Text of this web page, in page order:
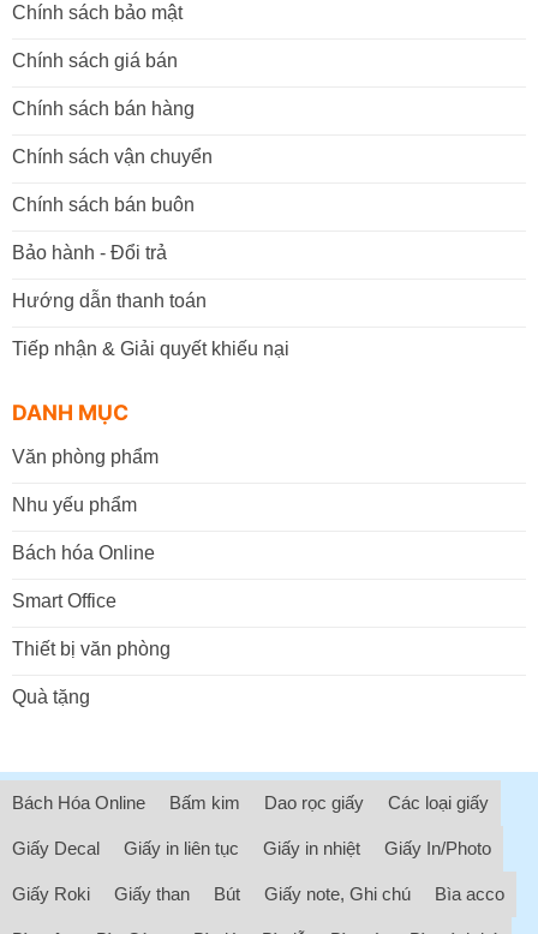
Chính sách bảo mật
Chính sách giá bán
Chính sách bán hàng
Chính sách vận chuyển
Chính sách bán buôn
Bảo hành - Đổi trả
Hướng dẫn thanh toán
Tiếp nhận & Giải quyết khiếu nại
DANH MỤC
Văn phòng phẩm
Nhu yếu phẩm
Bách hóa Online
Smart Office
Thiết bị văn phòng
Quà tặng
Bách Hóa Online Bấm kim Dao rọc giấy Các loại giấy
Giấy Decal Giấy in liên tục Giấy in nhiệt Giấy In/Photo
Giấy Roki Giấy than Bút Giấy note, Ghi chú Bìa acco